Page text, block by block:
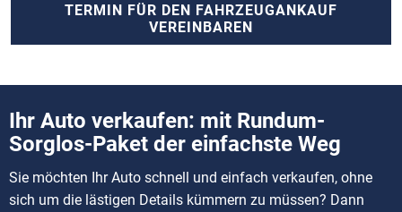
TERMIN FÜR DEN FAHRZEUGANKAUF
VEREINBAREN
Ihr Auto verkaufen: mit Rundum-
Sorglos-Paket der einfachste Weg
Sie möchten Ihr Auto schnell und einfach verkaufen, ohne
sich um die lästigen Details kümmern zu müssen? Dann